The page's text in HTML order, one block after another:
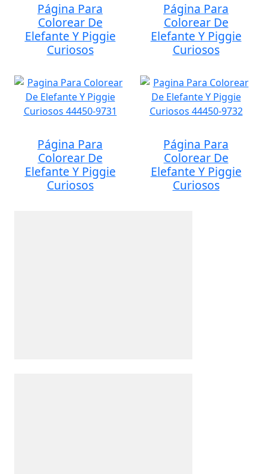
Página Para
Colorear De
Elefante Y Piggie
Curiosos
Página Para
Colorear De
Elefante Y Piggie
Curiosos
Página Para
Colorear De
Elefante Y Piggie
Curiosos
Página Para
Colorear De
Elefante Y Piggie
Curiosos